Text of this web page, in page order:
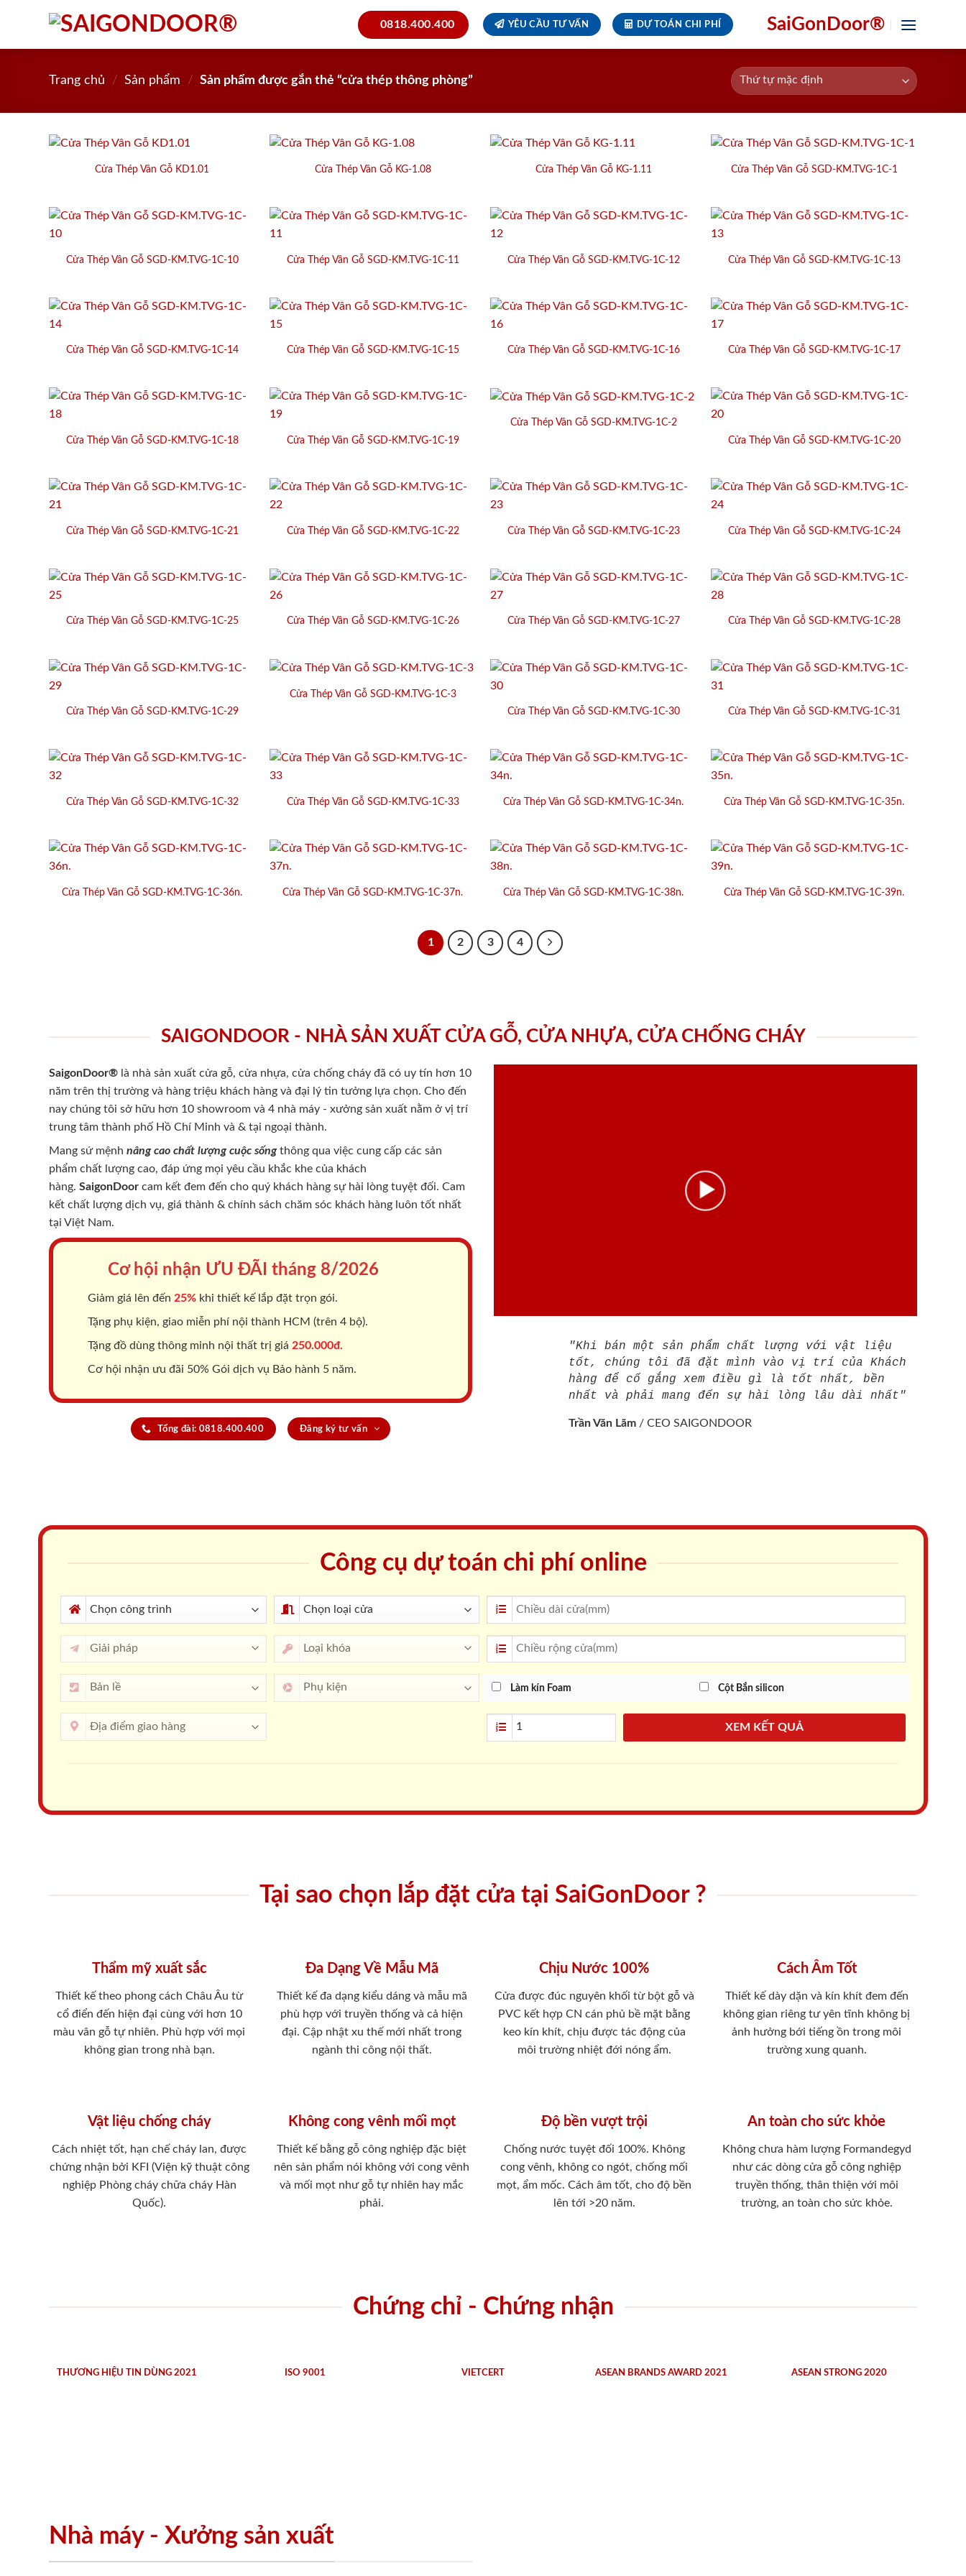
0818.400.400 YÊU CẦU TƯ VẤN DỰ TOÁN CHI PHÍ SaiGonDoor®
Trang chủ / Sản phẩm / Sản phẩm được gắn thẻ “cửa thép thông phòng”
Cửa Thép Vân Gỗ KD1.01 Cửa Thép Vân Gỗ KG-1.08 Cửa Thép Vân Gỗ KG-1.11 Cửa Thép Vân Gỗ SGD-KM.TVG-1C-1
Cửa Thép Vân Gỗ SGD-KM.TVG-1C-10 Cửa Thép Vân Gỗ SGD-KM.TVG-1C-11 Cửa Thép Vân Gỗ SGD-KM.TVG-1C-12 Cửa Thép Vân Gỗ SGD-KM.TVG-1C-13
Cửa Thép Vân Gỗ SGD-KM.TVG-1C-14 Cửa Thép Vân Gỗ SGD-KM.TVG-1C-15 Cửa Thép Vân Gỗ SGD-KM.TVG-1C-16 Cửa Thép Vân Gỗ SGD-KM.TVG-1C-17
Cửa Thép Vân Gỗ SGD-KM.TVG-1C-18 Cửa Thép Vân Gỗ SGD-KM.TVG-1C-19
Cửa Thép Vân Gỗ SGD-KM.TVG-1C-2
Cửa Thép Vân Gỗ SGD-KM.TVG-1C-20
Cửa Thép Vân Gỗ SGD-KM.TVG-1C-21 Cửa Thép Vân Gỗ SGD-KM.TVG-1C-22 Cửa Thép Vân Gỗ SGD-KM.TVG-1C-23 Cửa Thép Vân Gỗ SGD-KM.TVG-1C-24
Cửa Thép Vân Gỗ SGD-KM.TVG-1C-25 Cửa Thép Vân Gỗ SGD-KM.TVG-1C-26 Cửa Thép Vân Gỗ SGD-KM.TVG-1C-27 Cửa Thép Vân Gỗ SGD-KM.TVG-1C-28
Cửa Thép Vân Gỗ SGD-KM.TVG-1C-29
Cửa Thép Vân Gỗ SGD-KM.TVG-1C-3
Cửa Thép Vân Gỗ SGD-KM.TVG-1C-30
Cửa Thép Vân Gỗ SGD-KM.TVG-1C-31
Cửa Thép Vân Gỗ SGD-KM.TVG-1C-32 Cửa Thép Vân Gỗ SGD-KM.TVG-1C-33 Cửa Thép Vân Gỗ SGD-KM.TVG-1C-34n. Cửa Thép Vân Gỗ SGD-KM.TVG-1C-35n.
Cửa Thép Vân Gỗ SGD-KM.TVG-1C-36n. Cửa Thép Vân Gỗ SGD-KM.TVG-1C-37n. Cửa Thép Vân Gỗ SGD-KM.TVG-1C-38n. Cửa Thép Vân Gỗ SGD-KM.TVG-1C-39n.
1 2 3 4
SAIGONDOOR - NHÀ SẢN XUẤT CỬA GỖ, CỬA NHỰA, CỬA CHỐNG CHÁY
SaigonDoor® là nhà sản xuất cửa gỗ, cửa nhựa, cửa chống cháy đã có uy tín hơn 10
năm trên thị trường và hàng triệu khách hàng và đại lý tin tưởng lựa chọn. Cho đến
nay chúng tôi sở hữu hơn 10 showroom và 4 nhà máy - xưởng sản xuất nằm ở vị trí
trung tâm thành phố Hồ Chí Minh và & tại ngoại thành.
Mang sứ mệnh nâng cao chất lượng cuộc sốngthông qua việc cung cấp các sản
phẩm chất lượng cao, đáp ứng mọi yêu cầu khắc khe của khách
hàng. SaigonDoor cam kết đem đến cho quý khách hàng sự hài lòng tuyệt đối. Cam
kết chất lượng dịch vụ, giá thành & chính sách chăm sóc khách hàng luôn tốt nhất
tại Việt Nam.
Cơ hội nhận ƯU ĐÃI tháng 8/2026
Giảm giá lên đến 25% khi thiết kế lắp đặt trọn gói.
Tặng phụ kiện, giao miễn phí nội thành HCM (trên 4 bộ).
Tặng đồ dùng thông minh nội thất trị giá 250.000đ.
Cơ hội nhận ưu đãi 50% Gói dịch vụ Bảo hành 5 năm.
Tổng đài: 0818.400.400 Đăng ký tư vấn
"Khi bán một sản phẩm chất lượng với vật liệu
tốt, chúng tôi đã đặt mình vào vị trí của Khách
hàng để cố gắng xem điều gì là tốt nhất, bền
nhất và phải mang đến sự hài lòng lâu dài nhất"
Trần Văn Lãm / CEO SAIGONDOOR
Công cụ dự toán chi phí online
Làm kín Foam Cột Bắn silicon
XEM KẾT QUẢ
Tại sao chọn lắp đặt cửa tại SaiGonDoor ?
Thẩm mỹ xuất sắc
Thiết kế theo phong cách Châu Âu từ
cổ điển đến hiện đại cùng với hơn 10
màu vân gỗ tự nhiên. Phù hợp với mọi
không gian trong nhà bạn.
Đa Dạng Về Mẫu Mã
Thiết kế đa dạng kiểu dáng và mẫu mã
phù hợp với truyền thống và cả hiện
đại. Cập nhật xu thế mới nhất trong
ngành thi công nội thất.
Chịu Nước 100%
Cửa được đúc nguyên khối từ bột gỗ và
PVC kết hợp CN cán phủ bề mặt bằng
keo kín khít, chịu được tác động của
môi trường nhiệt đới nóng ẩm.
Cách Âm Tốt
Thiết kế dày dặn và kín khít đem đến
không gian riêng tư yên tĩnh không bị
ảnh hưởng bới tiếng ồn trong môi
trường xung quanh.
Vật liệu chống cháy
Cách nhiệt tốt, hạn chế cháy lan, được
chứng nhận bởi KFI (Viện kỹ thuật công
nghiệp Phòng cháy chữa cháy Hàn
Quốc).
Không cong vênh mối mọt
Thiết kế bằng gỗ công nghiệp đặc biệt
nên sản phẩm nói không với cong vênh
và mối mọt như gỗ tự nhiên hay mắc
phải.
Độ bền vượt trội
Chống nước tuyệt đối 100%. Không
cong vênh, không co ngót, chống mối
mọt, ẩm mốc. Cách âm tốt, cho độ bền
lên tới >20 năm.
An toàn cho sức khỏe
Không chưa hàm lượng Formandegyd
như các dòng cửa gỗ công nghiệp
truyền thống, thân thiện với môi
trường, an toàn cho sức khỏe.
Chứng chỉ - Chứng nhận
THƯƠNG HIỆU TIN DÙNG 2021 ISO 9001 VIETCERT ASEAN BRANDS AWARD 2021 ASEAN STRONG 2020
Nhà máy - Xưởng sản xuất